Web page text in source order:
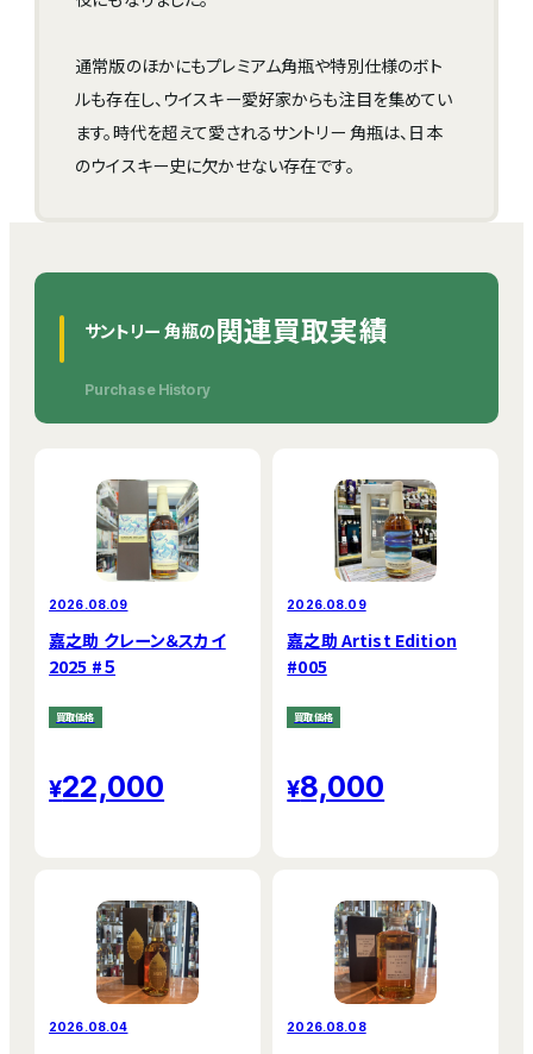
通常版のほかにもプレミアム角瓶や特別仕様のボト
ルも存在し、ウイスキー愛好家からも注目を集めてい
ます。時代を超えて愛されるサントリー 角瓶は、日本
のウイスキー史に欠かせない存在です。
サントリー 角瓶の関連買取実績
Purchase History
2026.08.09
嘉之助 クレーン＆スカイ
2025 #５
買取価格
22,000
2026.08.09
嘉之助 Artist Edition
#005
買取価格
8,000
2026.08.04 2026.08.08